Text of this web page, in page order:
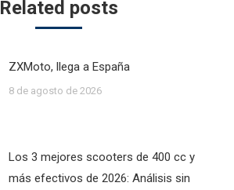
Related posts
ZXMoto, llega a España
8 de agosto de 2026
Los 3 mejores scooters de 400 cc y
más efectivos de 2026: Análisis sin